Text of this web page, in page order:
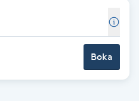
Boka